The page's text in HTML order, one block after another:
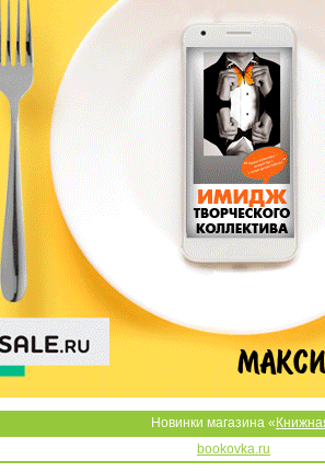
Новинки магазина «
bookovka.ru